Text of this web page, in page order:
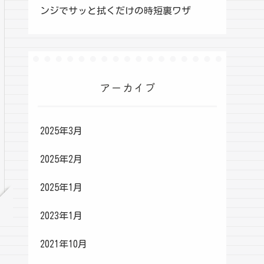
ンジでサッと拭くだけの時短裏ワザ
アーカイブ
2025年3月
2025年2月
2025年1月
2023年1月
2021年10月